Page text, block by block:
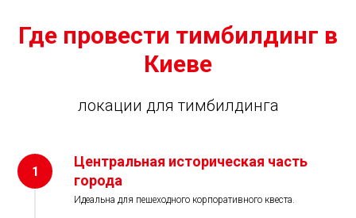
Где провести тимбилдинг в
Киеве
локации для тимбилдинга
1
Центральная историческая часть
города
Идеальна для пешеходного корпоративного квеста.